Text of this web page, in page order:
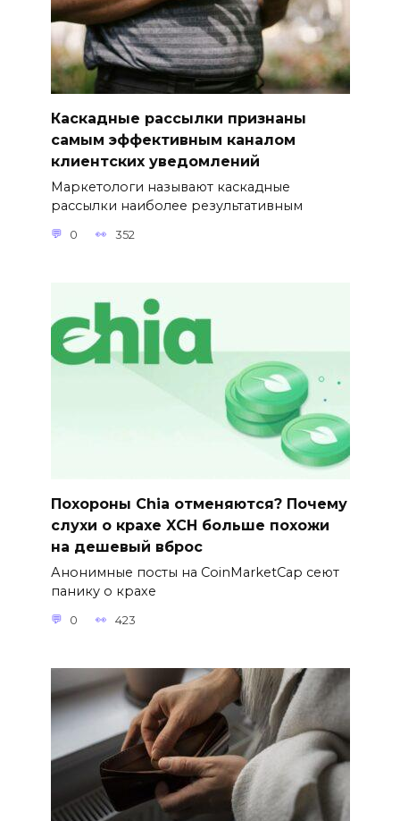
Каскадные рассылки признаны
самым эффективным каналом
клиентских уведомлений
Маркетологи называют каскадные
рассылки наиболее результативным
0 352
Похороны Chia отменяются? Почему
слухи о крахе XCH больше похожи
на дешевый вброс
Анонимные посты на CoinMarketCap сеют
панику о крахе
0 423